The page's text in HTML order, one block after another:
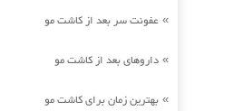
» عفونت سر بعد از کاشت مو
» داروهای بعد از کاشت مو
» بهترین زمان برای کاشت مو